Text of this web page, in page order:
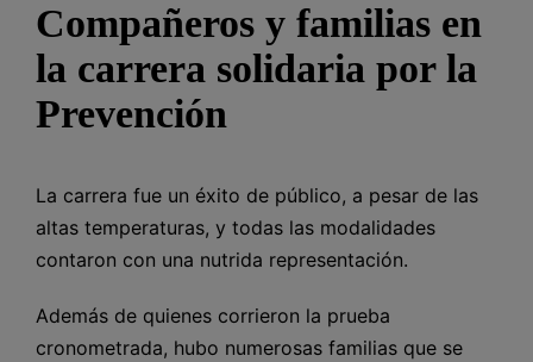
Compañeros y familias en
la carrera solidaria por la
Prevención
La carrera fue un éxito de público, a pesar de las
altas temperaturas, y todas las modalidades
contaron con una nutrida representación.
Además de quienes corrieron la prueba
cronometrada, hubo numerosas familias que se